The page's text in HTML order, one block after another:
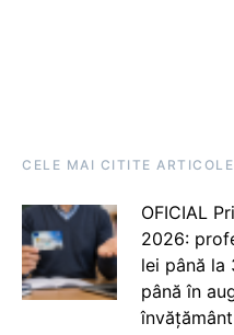
CELE MAI CITITE ARTICOLE
OFICIAL
2026:
lei până la
până în
învățământ